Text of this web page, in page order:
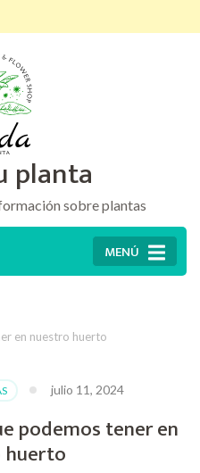
planta
sobre plantas
MENÚ
en nuestro huerto
julio 11, 2024
podemos tener en
huerto